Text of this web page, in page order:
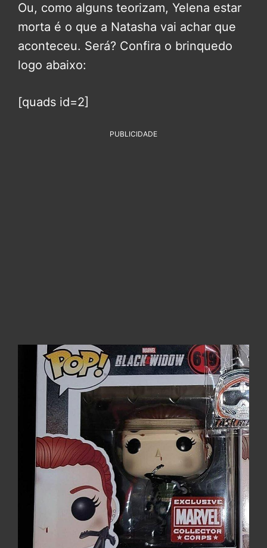
Ou, como alguns teorizam, Yelena estar
morta é o que a Natasha vai achar que
aconteceu. Será? Confira o brinquedo
logo abaixo:
[quads id=2]
PUBLICIDADE